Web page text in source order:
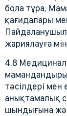
бола тұра,
қағидалары
жариялауға
4.8
тәсілдері мен
анықтамалық
шындығына